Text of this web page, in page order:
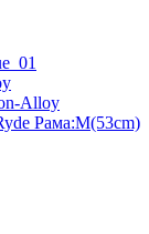
Рама:M(53cm)